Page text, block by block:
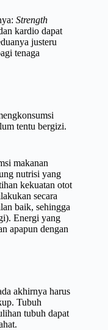
Strength
kardio dapat
justeru
tenaga
tentu bergizi.
makanan
nutrisi yang
kekuatan otot
secara
baik, sehingga
Energi yang
apapun dengan
akhirnya harus
Tubuh
tubuh dapat